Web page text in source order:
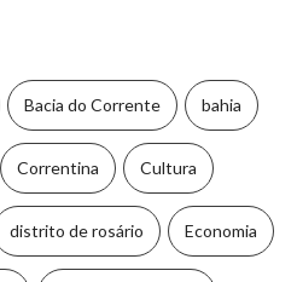
Bacia do Corrente bahia
Correntina Cultura
distrito de rosário Economia